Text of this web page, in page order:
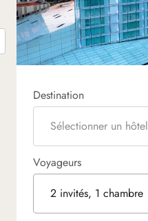
Destination
Sélectionner un hôtel
Voyageurs
2 invités, 1 chambre